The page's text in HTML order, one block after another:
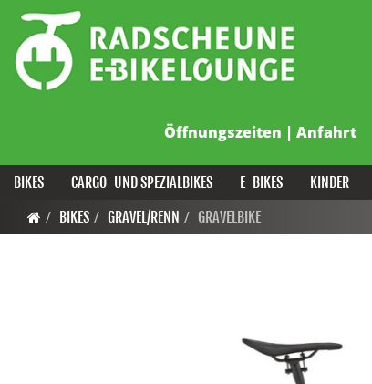
Öffnungszeiten | Anfahrt
BIKES CARGO-UND SPEZIALBIKES E-BIKES KINDER
BIKES
GRAVEL/RENN GRAVELBIKE